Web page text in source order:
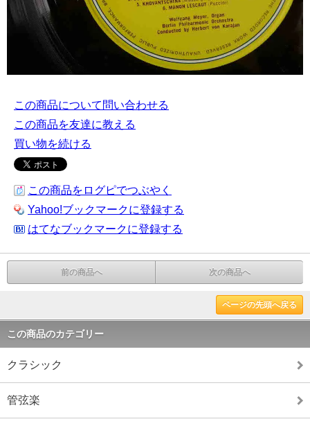
この商品について問い合わせる
この商品を友達に教える
買い物を続ける
この商品をログピでつぶやく
Yahoo!ブックマークに登録する
はてなブックマークに登録する
前の商品へ 次の商品へ
ページの先頭へ戻る
この商品のカテゴリー
クラシック
管弦楽